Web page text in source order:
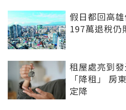
假日都回高
197萬退稅仍
租屋處亮到
「降租」 房
定降